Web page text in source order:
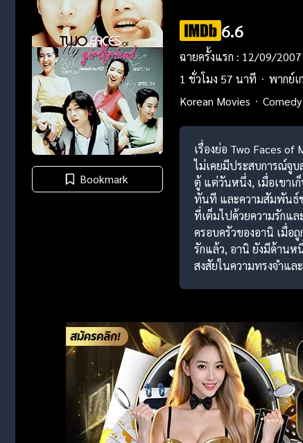
Bookmark
6.6
ฉายครั้งแรก : 12/09/2007
1 ชั่วโมง 57 นาที
พากย์เ
Korean Movies
Comedy
เรื่องย่อ Two Faces
ไม่เคยมีประสบการณ์จูบ
ตู้ แต่วันหนึ่ง, เมื่อเขาเ
ทันที และความสัมพันธ์
ที่เต็มไปด้วยความรักแ
ครอบครัวของอานิ เมื่อ
รักแล้ว, อานิ ยังมีด้านห
สงสัยในความทรงจำแ